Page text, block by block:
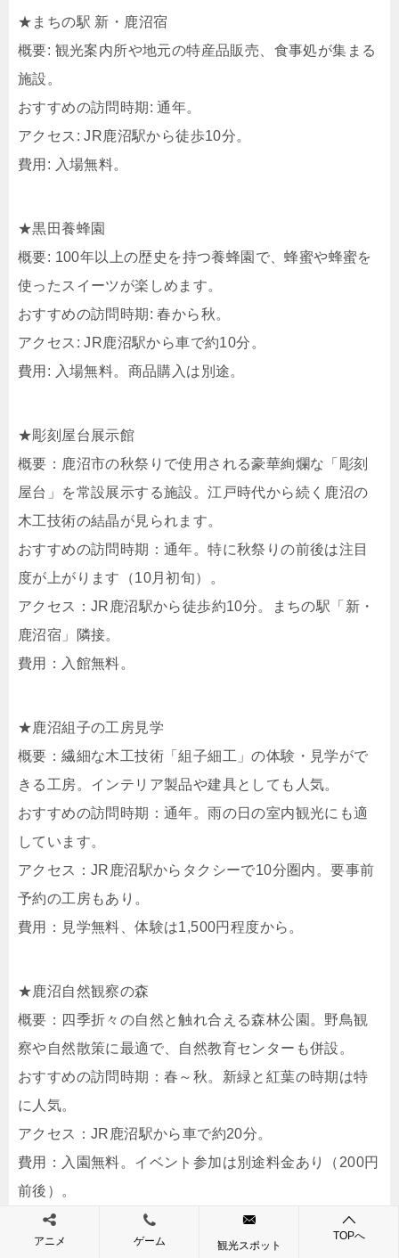
★まちの駅 新・鹿沼宿
概要: 観光案内所や地元の特産品販売、食事処が集まる
施設。
おすすめの訪問時期: 通年。
アクセス: JR鹿沼駅から徒歩10分。
費用: 入場無料。
★黒田養蜂園
概要: 100年以上の歴史を持つ養蜂園で、蜂蜜や蜂蜜を
使ったスイーツが楽しめます。
おすすめの訪問時期: 春から秋。
アクセス: JR鹿沼駅から車で約10分。
費用: 入場無料。商品購入は別途。
★彫刻屋台展示館
概要：鹿沼市の秋祭りで使用される豪華絢爛な「彫刻
屋台」を常設展示する施設。江戸時代から続く鹿沼の
木工技術の結晶が見られます。
おすすめの訪問時期：通年。特に秋祭りの前後は注目
度が上がります（10月初旬）。
アクセス：JR鹿沼駅から徒歩約10分。まちの駅「新・
鹿沼宿」隣接。
費用：入館無料。
★鹿沼組子の工房見学
概要：繊細な木工技術「組子細工」の体験・見学がで
きる工房。インテリア製品や建具としても人気。
おすすめの訪問時期：通年。雨の日の室内観光にも適
しています。
アクセス：JR鹿沼駅からタクシーで10分圏内。要事前
予約の工房もあり。
費用：見学無料、体験は1,500円程度から。
★鹿沼自然観察の森
概要：四季折々の自然と触れ合える森林公園。野鳥観
察や自然散策に最適で、自然教育センターも併設。
おすすめの訪問時期：春～秋。新緑と紅葉の時期は特
に人気。
アクセス：JR鹿沼駅から車で約20分。
費用：入園無料。イベント参加は別途料金あり（200円
前後）。
★加園のしだれ桜（個人宅開放）
アニメ ゲーム 観光スポット
TOPへ